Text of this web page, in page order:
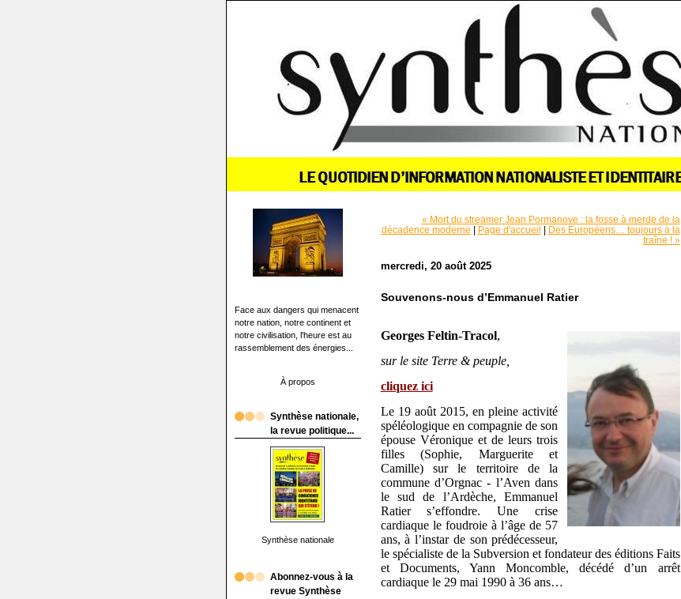
Face aux dangers qui menacent
notre nation, notre continent et
notre civilisation, l'heure est au
rassemblement des énergies...
À propos
Synthèse nationale,
la revue politique...
Synthèse nationale
Abonnez-vous à la
revue Synthèse
« Mort du streamer Jean Pormanove : la fosse à merde de la
décadence moderne | Page d'accueil | Des Européens… toujours à la
traîne ! »
mercredi, 20 août 2025
Souvenons-nous d’Emmanuel Ratier
Georges Feltin-Tracol,
sur le site Terre & peuple,
cliquez ici
Le 19 août 2015, en pleine activité
spéléologique en compagnie de son
épouse Véronique et de leurs trois
filles (Sophie, Marguerite et
Camille) sur le territoire de la
commune d’Orgnac - l’Aven dans
le sud de l’Ardèche, Emmanuel
Ratier s’effondre. Une crise
cardiaque le foudroie à l’âge de 57
ans, à l’instar de son prédécesseur,
le spécialiste de la Subversion et fondateur des éditions Faits
et Documents, Yann Moncomble, décédé d’un arrêt
cardiaque le 29 mai 1990 à 36 ans…